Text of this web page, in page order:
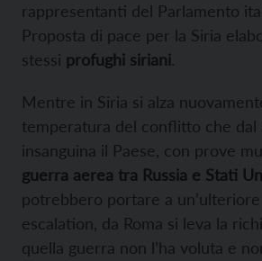
rappresentanti del Parlamento
Proposta di pace per la Siria
stessi profughi siriani.
Mentre in Siria si alza
temperatura del conflitto che dal
insanguina il Paese, con prove
guerra aerea tra Russia e Stati
potrebbero portare a
escalation, da Roma si leva la
quella guerra non l’ha voluta e